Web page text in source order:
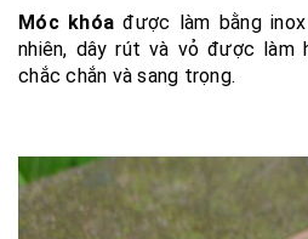
Móc khóa được làm bằng
nhiên, dây rút và vỏ được làm
chắc chắn và sang trọng.